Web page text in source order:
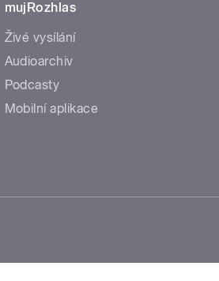
mujRozhlas
Živé vysílání
Audioarchiv
Podcasty
Mobilní aplikace